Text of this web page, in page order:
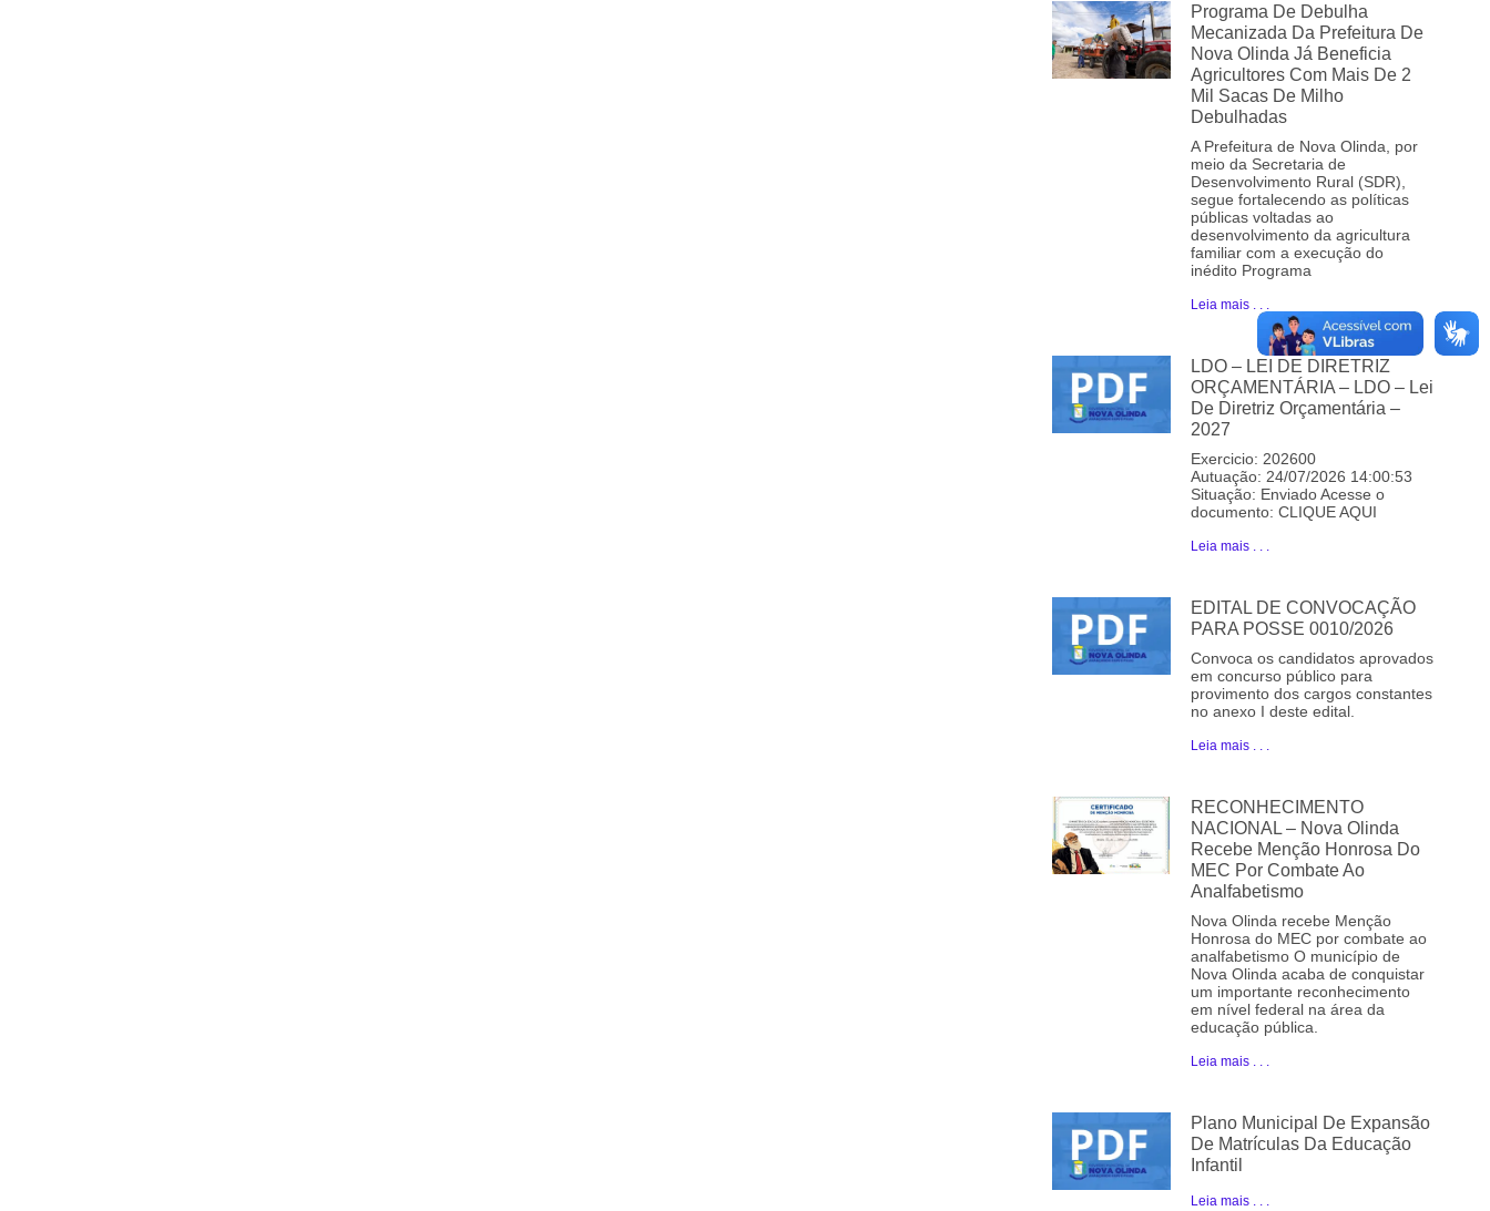
Programa De Debulha
Mecanizada Da Prefeitura De
Nova Olinda Já Beneficia
Agricultores Com Mais De 2
Mil Sacas De Milho
Debulhadas
A Prefeitura de Nova Olinda, por
meio da Secretaria de
Desenvolvimento Rural (SDR),
segue fortalecendo as políticas
públicas voltadas ao
desenvolvimento da agricultura
familiar com a execução do
inédito Programa
Leia mais . . .
LDO – LEI DE DIRETRIZ
ORÇAMENTÁRIA – LDO – Lei
De Diretriz Orçamentária –
2027
Exercicio: 202600
Autuação: 24/07/2026 14:00:53
Situação: Enviado Acesse o
documento: CLIQUE AQUI
Leia mais . . .
EDITAL DE CONVOCAÇÃO
PARA POSSE 0010/2026
Convoca os candidatos aprovados
em concurso público para
provimento dos cargos constantes
no anexo I deste edital.
Leia mais . . .
RECONHECIMENTO
NACIONAL – Nova Olinda
Recebe Menção Honrosa Do
MEC Por Combate Ao
Analfabetismo
Nova Olinda recebe Menção
Honrosa do MEC por combate ao
analfabetismo O município de
Nova Olinda acaba de conquistar
um importante reconhecimento
em nível federal na área da
educação pública.
Leia mais . . .
Plano Municipal De Expansão
De Matrículas Da Educação
Infantil
Leia mais . . .